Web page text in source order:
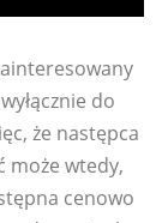
do
że następca
może wtedy,
cenowo